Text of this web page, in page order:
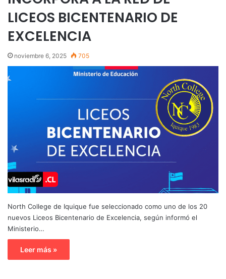
LICEOS BICENTENARIO DE
EXCELENCIA
noviembre 6, 2025 705
North College de Iquique fue seleccionado como uno de los 20
nuevos Liceos Bicentenario de Excelencia, según informó el
Ministerio…
Leer más »